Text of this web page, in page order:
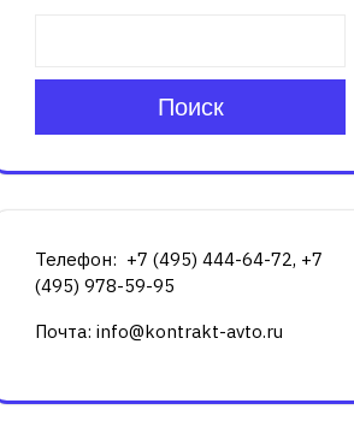
Поиск
Телефон: +7 (495) 444-64-72, +7
(495) 978-59-95
Почта: info@kontrakt-avto.ru